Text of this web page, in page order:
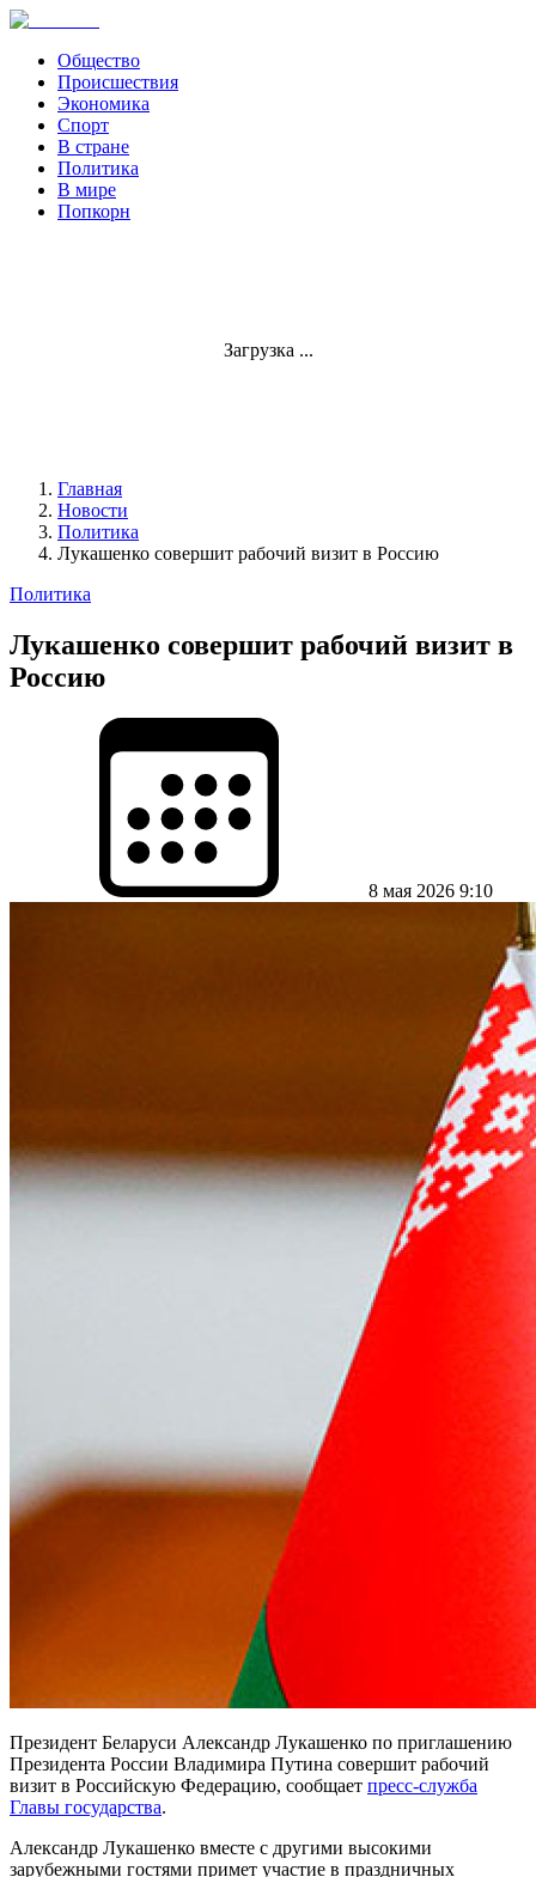
Общество
Происшествия
Экономика
Спорт
В стране
Политика
В мире
Попкорн
Загрузка ...
Главная
Новости
Политика
Лукашенко совершит рабочий визит в Россию
Политика
Лукашенко совершит рабочий визит в
Россию
8 мая 2026 9:10
Президент Беларуси Александр Лукашенко по приглашению
Президента России Владимира Путина совершит рабочий
визит в Российскую Федерацию, сообщает пресс-служба
Главы государства.
Александр Лукашенко вместе с другими высокими
зарубежными гостями примет участие в праздничных